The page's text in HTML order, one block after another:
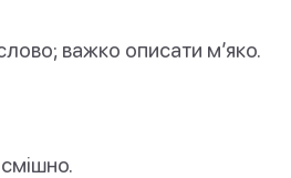
важко описати м’яко.